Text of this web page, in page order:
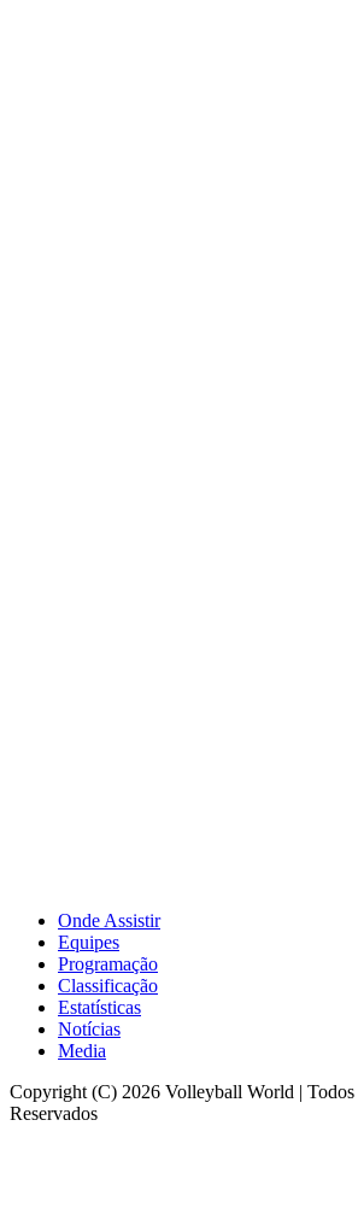
Onde Assistir
Equipes
Programação
Classificação
Estatísticas
Notícias
Media
Copyright (C) 2026 Volleyball World |
Reservados